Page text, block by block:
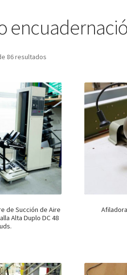
86 resultados
de Succión de Aire
Alta Duplo DC 48
uds.